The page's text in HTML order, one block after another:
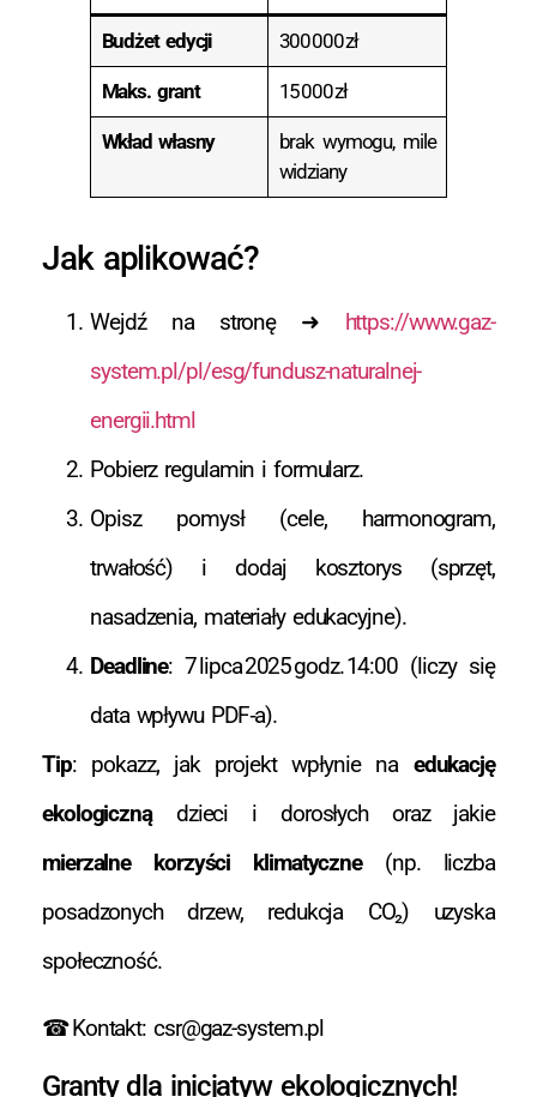
Budżet edycji 300 000 zł
Maks. grant 15 000 zł
Wkład własny
brak wymogu, mile
widziany
Jak aplikować?
Wejdź na stronę ➜ https://www.gaz-
system.pl/pl/esg/fundusz-naturalnej-
energii.html
Pobierz regulamin i formularz.
Opisz pomysł (cele, harmonogram,
trwałość) i dodaj kosztorys (sprzęt,
nasadzenia, materiały edukacyjne).
Deadline: 7 lipca 2025 godz. 14:00 (liczy się
data wpływu PDF‑a).
Tip: pokazz, jak projekt wpłynie na edukację
ekologicznądzieci i dorosłych oraz jakie
mierzalne korzyści klimatyczne(np. liczba
posadzonych drzew, redukcja CO₂) uzyska
społeczność.
☎ Kontakt: csr@gaz-system.pl
Granty dla inicjatyw ekologicznych!